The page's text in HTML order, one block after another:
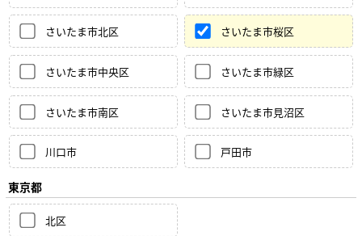
さいたま市北区 さいたま市桜区
さいたま市中央区 さいたま市緑区
さいたま市南区 さいたま市見沼区
川口市 戸田市
東京都
北区